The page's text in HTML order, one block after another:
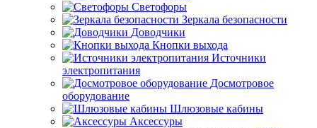
Светофоры
Зеркала безопасности
Доводчики
Кнопки выхода
Источники
электропитания
Досмотровое
оборудование
Шлюзовые кабины
Аксессуры